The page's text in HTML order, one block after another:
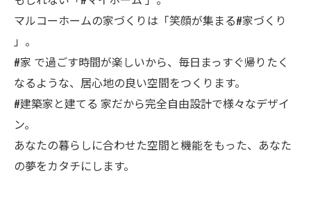
マルコーホームの家づくりは「笑顔が集まる#家づくり
」。
#家 で過ごす時間が楽しいから、毎日まっすぐ帰りたく
なるような、居心地の良い空間をつくります。
#建築家と建てる 家だから完全自由設計で様々なデザイ
ン。
あなたの暮らしに合わせた空間と機能をもった、あなた
の夢をカタチにします。